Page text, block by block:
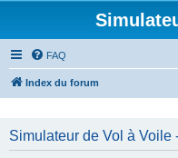
FAQ
Index du forum
Simulateur de Vol à Voile